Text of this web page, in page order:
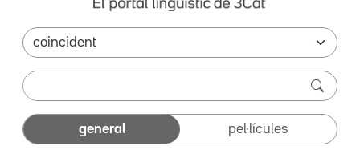
general pel·lícules